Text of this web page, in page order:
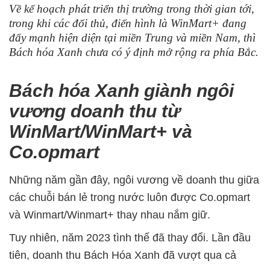
Về kế hoạch phát triển thị trường trong thời gian tới,
trong khi các đối thủ, điển hình là WinMart+ đang
đẩy mạnh hiện diện tại miền Trung và miền Nam, thì
Bách hóa Xanh chưa có ý định mở rộng ra phía Bắc.
Bách hóa Xanh giành ngôi
vương doanh thu từ
WinMart/WinMart+ và
Co.opmart
Những năm gần đây, ngôi vương về doanh thu giữa
các chuỗi bán lẻ trong nước luôn được Co.opmart
và Winmart/Winmart+ thay nhau nắm giữ.
Tuy nhiên, năm 2023 tình thế đã thay đổi. Lần đầu
tiên, doanh thu Bách Hóa Xanh đã vượt qua cả